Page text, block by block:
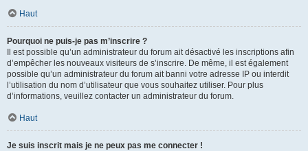
Haut
Pourquoi ne puis-je pas m’inscrire ?
Il est possible qu’un administrateur du forum ait désactivé les inscriptions afin
d’empêcher les nouveaux visiteurs de s’inscrire. De même, il est également
possible qu’un administrateur du forum ait banni votre adresse IP ou interdit
l’utilisation du nom d’utilisateur que vous souhaitez utiliser. Pour plus
d’informations, veuillez contacter un administrateur du forum.
Haut
Je suis inscrit mais je ne peux pas me connecter !